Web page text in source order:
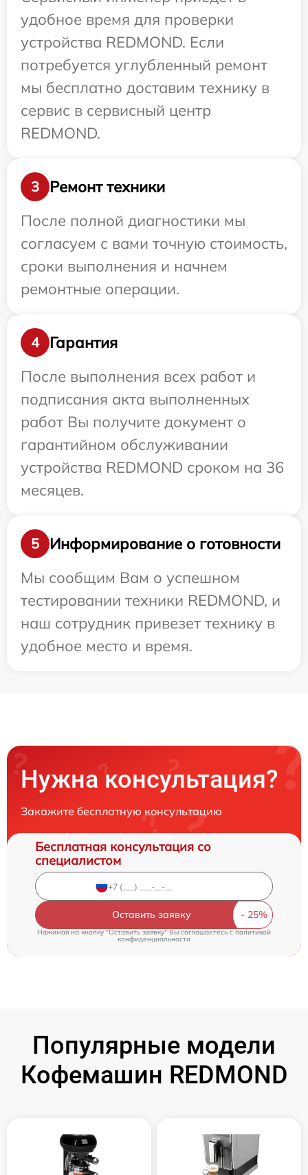
удобное время для проверки
устройства REDMOND. Если
потребуется углубленный ремонт
мы бесплатно доставим технику в
сервис в сервисный центр
REDMOND.
3
Ремонт техники
После полной диагностики мы
согласуем с вами точную стоимость,
сроки выполнения и начнем
ремонтные операции.
4
Гарантия
После выполнения всех работ и
подписания акта выполненных
работ Вы получите документ о
гарантийном обслуживании
устройства REDMOND сроком на 36
месяцев.
5
Информирование о готовности
Мы сообщим Вам о успешном
тестировании техники REDMOND, и
наш сотрудник привезет технику в
удобное место и время.
Нужна консультация?
Закажите бесплатную консультацию
Бесплатная консультация со
специалистом
Оставить заявку
Нажимая на кнопку "Оставить заявку" Вы соглашаетесь c политикой
конфиденциальности
Популярные модели
Кофемашин REDMOND